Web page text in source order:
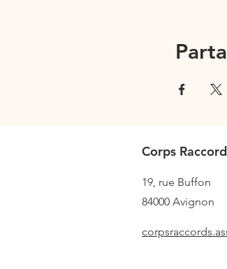
Corps
19, rue Buffon
84000 Avignon